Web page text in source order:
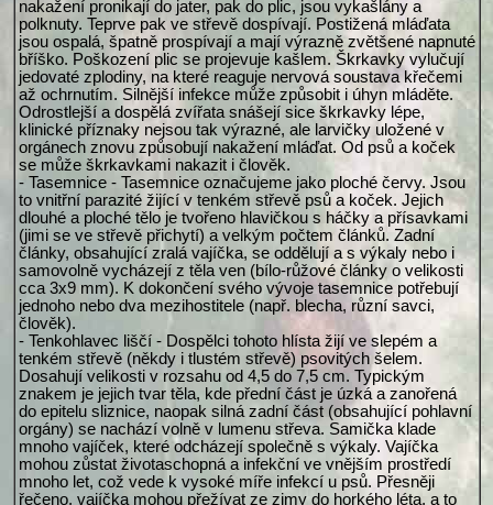
nakažení pronikají do jater, pak do plic, jsou vykašlány a
polknuty. Teprve pak ve střevě dospívají. Postižená mláďata
jsou ospalá, špatně prospívají a mají výrazně zvětšené napnuté
bříško. Poškození plic se projevuje kašlem. Škrkavky vylučují
jedovaté zplodiny, na které reaguje nervová soustava křečemi
až ochrnutím. Silnější infekce může způsobit i úhyn mláděte.
Odrostlejší a dospělá zvířata snášejí sice škrkavky lépe,
klinické příznaky nejsou tak výrazné, ale larvičky uložené v
orgánech znovu způsobují nakažení mláďat. Od psů a koček
se může škrkavkami nakazit i člověk.
- Tasemnice - Tasemnice označujeme jako ploché červy. Jsou
to vnitřní parazité žijící v tenkém střevě psů a koček. Jejich
dlouhé a ploché tělo je tvořeno hlavičkou s háčky a přísavkami
(jimi se ve střevě přichytí) a velkým počtem článků. Zadní
články, obsahující zralá vajíčka, se oddělují a s výkaly nebo i
samovolně vycházejí z těla ven (bílo-růžové články o velikosti
cca 3x9 mm). K dokončení svého vývoje tasemnice potřebují
jednoho nebo dva mezihostitele (např. blecha, různí savci,
člověk).
- Tenkohlavec liščí - Dospělci tohoto hlísta žijí ve slepém a
tenkém střevě (někdy i tlustém střevě) psovitých šelem.
Dosahují velikosti v rozsahu od 4,5 do 7,5 cm. Typickým
znakem je jejich tvar těla, kde přední část je úzká a zanořená
do epitelu sliznice, naopak silná zadní část (obsahující pohlavní
orgány) se nachází volně v lumenu střeva. Samička klade
mnoho vajíček, které odcházejí společně s výkaly. Vajíčka
mohou zůstat životaschopná a infekční ve vnějším prostředí
mnoho let, což vede k vysoké míře infekcí u psů. Přesněji
řečeno, vajíčka mohou přežívat ze zimy do horkého léta, a to